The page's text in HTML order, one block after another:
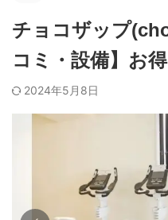
チョコザップ
コミ・設備】お
2024年5月8日